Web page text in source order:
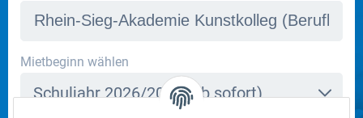
In dieser Schule stehen derzeit leider keine Schließfächer
zur Verfügung. Bitte kontaktieren Sie uns per E-Mail
aninfo@mietra.de.
Mietbeginn wählen
Schuljahr 2026/2027 (ab sofort)